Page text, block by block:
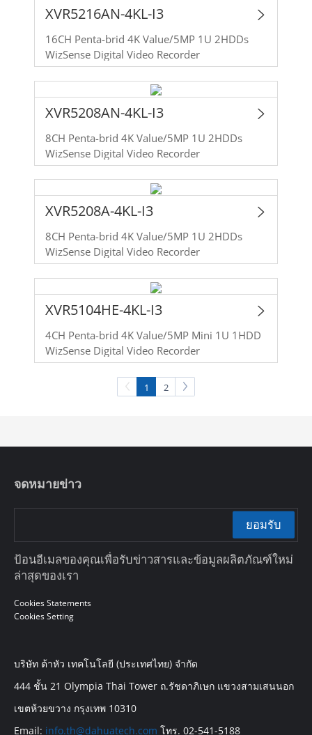
XVR5216AN-4KL-I3
16CH Penta-brid 4K Value/5MP 1U 2HDDs
WizSense Digital Video Recorder
XVR5208AN-4KL-I3
8CH Penta-brid 4K Value/5MP 1U 2HDDs
WizSense Digital Video Recorder
XVR5208A-4KL-I3
8CH Penta-brid 4K Value/5MP 1U 2HDDs
WizSense Digital Video Recorder
XVR5104HE-4KL-I3
4CH Penta-brid 4K Value/5MP Mini 1U 1HDD
WizSense Digital Video Recorder
1 2
จดหมายข่าว
ยอมรับ
ป้อนอีเมลของคุณเพื่อรับข่าวสารและข้อมูลผลิตภัณฑ์ใหม่
ล่าสุดของเรา
Cookies Statements
Cookies Setting
บริษัท ต้าหัว เทคโนโลยี (ประเทศไทย) จำกัด
444 ชั้น 21 Olympia Thai Tower ถ.รัชดาภิเษก แขวงสามเสนนอก
เขตห้วยขวาง กรุงเทพ 10310
Email: info.th@dahuatech.com โทร. 02-541-5188